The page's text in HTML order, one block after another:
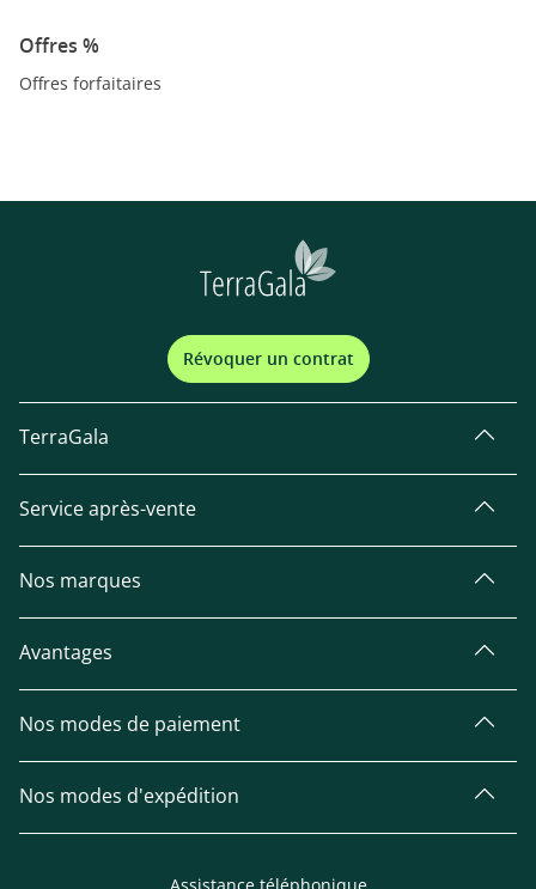
Offres %
Offres forfaitaires
Révoquer un contrat
TerraGala
Service après-vente
Nos marques
Avantages
Nos modes de paiement
Nos modes d'expédition